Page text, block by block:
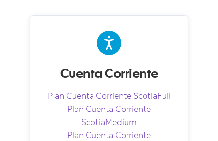
Cuenta Corriente
Plan Cuenta Corriente ScotiaFull
Plan Cuenta Corriente
ScotiaMedium
Plan Cuenta Corriente